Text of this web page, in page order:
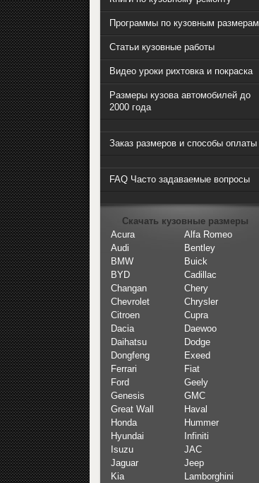
Программы по кузовным размерам
Статьи кузовные работы
Видео уроки рихтовка и покраска
Размеры кузова автомобилей до
2000 года
Заказ размеров и способы оплаты
FAQ Часто задаваемые вопросы
Скачать кузовные размеры
Acura
Alfa Romeo
Audi
Bentley
BMW
Buick
BYD
Cadillac
Changan
Chery
Chevrolet
Chrysler
Citroen
Cupra
Dacia
Daewoo
Daihatsu
Dodge
Dongfeng
Exeed
Ferrari
Fiat
Ford
Geely
Genesis
GMC
Great Wall
Haval
Honda
Hummer
Hyundai
Infiniti
Isuzu
JAC
Jaguar
Jeep
Kia
Lamborghini